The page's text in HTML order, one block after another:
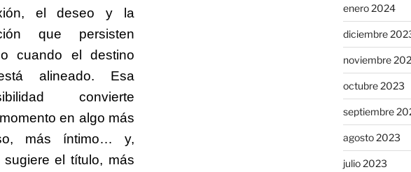
el deseo y la
que persisten
cuando el destino
alineado. Esa
convierte
en algo más
más íntimo… y,
sugiere el título, más
enero 2024
diciembre
noviembre
octubre 2023
septiembre
agosto 2023
julio 2023